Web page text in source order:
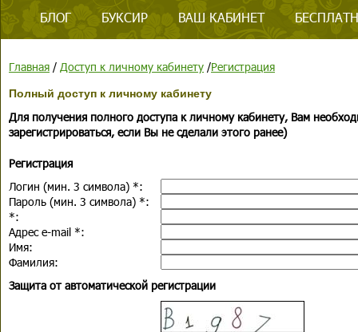
БЛОГ БУКСИР ВАШ КАБИНЕТ
Главная / Доступ к личному кабинету /Регистрация
Полный доступ к личному кабинету
Для получения полного доступа к личному кабинету, Вам
зарегистрироваться, если Вы не сделали этого ранее)
Регистрация
Логин (мин. 3 символа) *:
Пароль (мин. 3 символа) *:
*:
Адрес e-mail *:
Имя:
Фамилия:
Защита от автоматической регистрации